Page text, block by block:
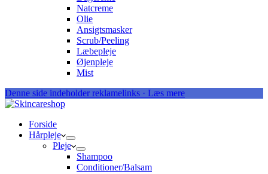
Natcreme
Olie
Ansigtsmasker
Scrub/Peeling
Læbepleje
Øjenpleje
Mist
Denne side indeholder reklamelinks · Læs mere
Forside
Hårpleje
Pleje
Shampoo
Conditioner/Balsam